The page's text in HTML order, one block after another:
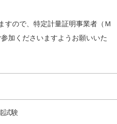
すので、特定計量証明事業者（Ｍ
加くださいますようお願いいた
試験